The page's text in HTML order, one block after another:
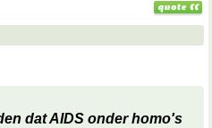
dat AIDS onder homo's